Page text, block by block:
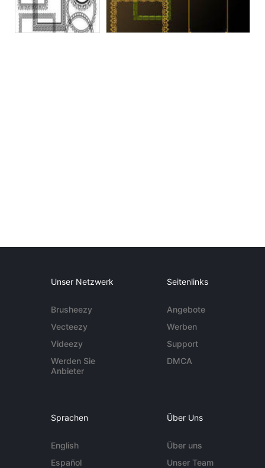
Unser Netzwerk
Brusheezy
Vecteezy
Videezy
Werden Sie
Anbieter
Seitenlinks
Angebote
Werben
Support
DMCA
Sprachen
English
Español
Über Uns
Über uns
Unser Team